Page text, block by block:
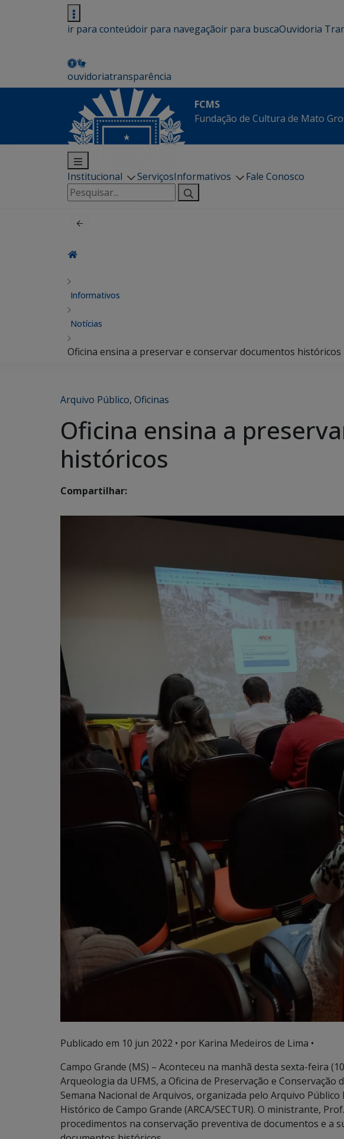
ir para conteúdoir para navegaçãoir para buscaOuvidoria
ouvidoriatransparência
FCMS
Fundação de Cultura de Mato
Institucional ServiçosInformativos
Fale Conosco
Pesquisar
por:
Informativos
Notícias
Oficina ensina a preservar e conservar documentos históricos
Arquivo Público, Oficinas
Oficina ensina a
históricos
Compartilhar:
Publicado em 10 jun 2022 • por Karina Medeiros de Lima •
Campo Grande (MS) – Aconteceu na manhã desta sexta-feira
Arqueologia da UFMS, a Oficina de Preservação e Conservação
Semana Nacional de Arquivos, organizada pelo Arquivo Público
Histórico de Campo Grande (ARCA/SECTUR). O ministrante,
procedimentos na conservação preventiva de documentos e a